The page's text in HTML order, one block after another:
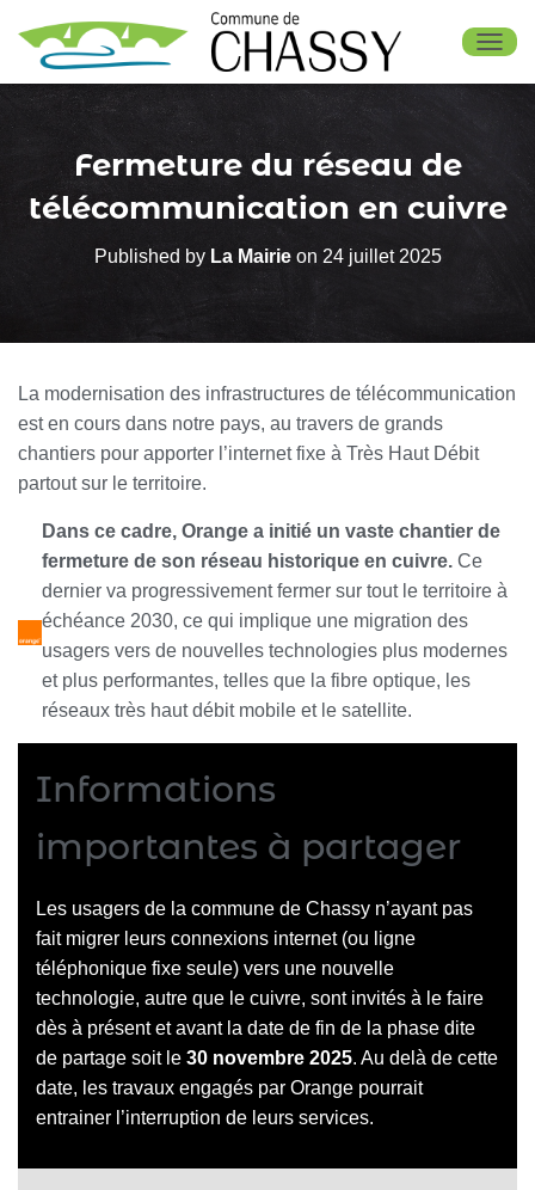
Fermeture du réseau de
télécommunication en cuivre
Published by La Mairieon 24 juillet 2025
La modernisation des infrastructures de télécommunication
est en cours dans notre pays, au travers de grands
chantiers pour apporter l’internet fixe à Très Haut Débit
partout sur le territoire.
Dans ce cadre, Orange a initié un vaste chantier de
fermeture de son réseau historique en cuivre. Ce
dernier va progressivement fermer sur tout le territoire à
échéance 2030, ce qui implique une migration des
usagers vers de nouvelles technologies plus modernes
et plus performantes, telles que la fibre optique, les
réseaux très haut débit mobile et le satellite.
Informations
importantes à partager
Les usagers de la commune de Chassy n’ayant pas
fait migrer leurs connexions internet (ou ligne
téléphonique fixe seule) vers une nouvelle
technologie, autre que le cuivre, sont invités à le faire
dès à présent et avant la date de fin de la phase dite
de partage soit le 30 novembre 2025. Au delà de cette
date, les travaux engagés par Orange pourrait
entrainer l’interruption de leurs services.